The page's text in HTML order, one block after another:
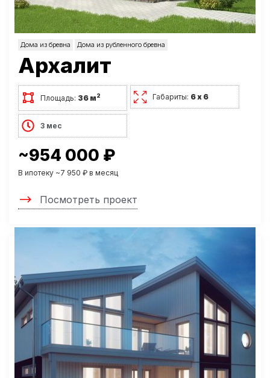
Дома из бревна Дома из рубленного бревна
Архалит
Площадь: 36 м2 Габариты: 6 х 6
3 мес
~954 000 ₽
В ипотеку ~7 950 ₽ в месяц
Посмотреть проект